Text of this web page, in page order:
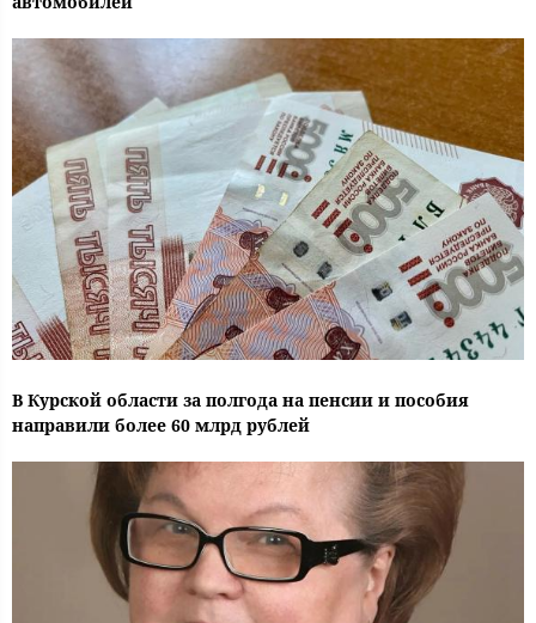
В Курской области за полгода на пенсии и пособия
направили более 60 млрд рублей